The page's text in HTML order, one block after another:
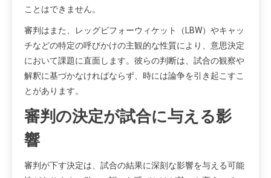
ことはできません。
審判はまた、レッグビフォーウィケット（LBW）やキャッ
チなどの特定の呼びかけの主観的な性質により、意思決定
において課題に直面します。彼らの判断は、試合の観察や
解釈に基づかなければならず、時には論争を引き起こすこ
とがあります。
審判の決定が試合に与える影
響
審判が下す決定は、試合の結果に深刻な影響を与える可能